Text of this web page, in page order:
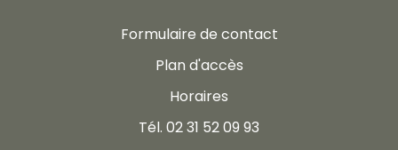
Formulaire de contact
Plan d'accès
Horaires
Tél. 02 31 52 09 93